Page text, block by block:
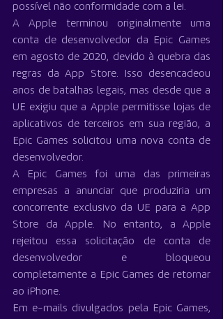
possível não conformidade com a lei.
A Apple terminou originalmente uma
conta de desenvolvedor da Epic Games
em agosto de 2020, devido à quebra das
regras da App Store. Isso desencadeou
anos de batalhas legais, mas desde que a
UE exigiu que a Apple permitisse lojas de
aplicativos de terceiros em sua região, a
Epic Games solicitou uma nova conta de
desenvolvedor.
A Epic Games foi uma das primeiras
empresas a anunciar que produziria um
concorrente exclusivo da UE para a App
Store da Apple. No entanto, a Apple
rejeitou essa solicitação de conta de
desenvolvedor e bloqueou
completamente a Epic Games de retornar
ao iPhone.
Em e-mails divulgados pela Epic Games,